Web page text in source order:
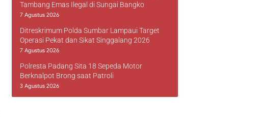
Tambang Emas Ilegal di Sungai Bangko
7 Agustus 2026
Ditreskrimum Polda Sumbar Lampaui Target
Operasi Pekat dan Sikat Singgalang 2026
7 Agustus 2026
Polresta Padang Sita 18 Sepeda Motor
Berknalpot Brong saat Patroli
3 Agustus 2026